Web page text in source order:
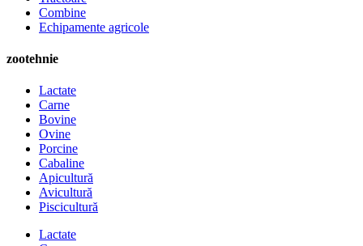
Combine
Echipamente agricole
zootehnie
Lactate
Carne
Bovine
Ovine
Porcine
Cabaline
Apicultură
Avicultură
Piscicultură
Lactate